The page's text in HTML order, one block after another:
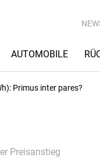
AUTOMOBILE
Primus inter pares?
Preisanstieg